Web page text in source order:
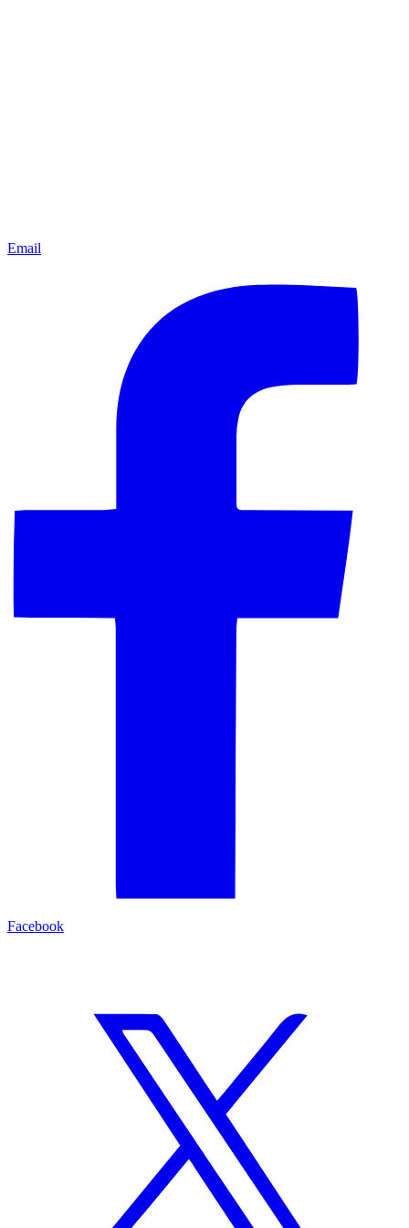
Email
Facebook